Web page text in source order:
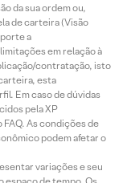
da sua ordem ou,
de carteira (Visão
a
em relação à
contratação, isto
esta
Em caso de dúvidas
pela XP
As condições de
podem afetar o
variações e seu